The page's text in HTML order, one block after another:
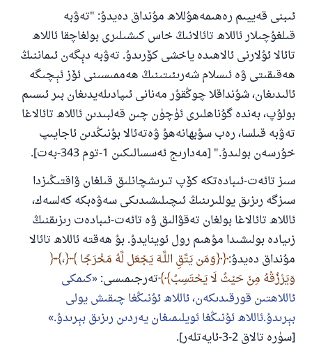
ئىبنى قەييىم رەھىمەھۇللاھ مۇنداق دەيدۇ: "تەۋبە
قىلغۇچىلار ئاللاھ تائالانىڭ خاس كىشىلىرى بولغاچقا ئاللاھ
تائالا ئۇلارنى ئالاھىدە ياخشى كۆرىدۇ. تەۋبە دېگەن ئىماننىڭ
ھەقىقىتى ۋە ئىسلام شەرىئىتىنىڭ ھەممىسىنى ئۆز ئېچىگە
ئالىدىغان، شۇنداقلا چوڭقۇر مەنانى ئىپادىلەيدىغان بىر ئىسىم
بولۇپ، بەندە گۇناھلىرى ئۈچۈن چىن قەلبىدىن ئاللاھ تائالاغا
تەۋبە قىلسا، رەب سۇبھانەھۇ ۋەتەئالا بۇنىڭدىن ئاجايىپ
خۇرسەن بولىدۇ." [مەدارىج ئەسسالىكىن 1-توم 343-بەت].
سىز تائەت-ئىبادەتكە كۆپ تىرىشچانلىق قىلغان ۋاقتىڭىزدا
سىزگە رىزىق يوللىرىنىڭ ئىچىلىشىدىكى سەۋەبكە كەلسەك،
ئاللاھ تائالاغا بولغان تەقۋالىق ۋە تائەت-ئىبادەت رىزىقنىڭ
زىيادە بولىشىدا مۇھىم رول ئوينايدۇ. بۇ ھەقتە ئاللاھ تائالا
مۇنداق دەيدۇ: ﴿وَمَن يَتَّقِ اللَّـهَ يَجْعَل لَّهُ مَخْرَجًا
،
وَيَرْزُقْهُ مِنْ حَيْثُ لَا يَحْتَسِبُ﴾ تەرجىمىسى: كىمكى
ئاللاھتىن قورقىدىكەن، ئاللاھ ئۇنىڭغا چىقىش يولى
بېرىدۇ.ئاللاھ ئۇنىڭغا ئويلىمىغان يەردىن رىزىق بېرىدۇ.
[سۈرە تالاق 2-3-ئايەتلەر].